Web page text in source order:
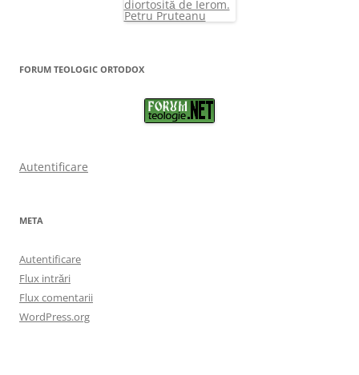
FORUM TEOLOGIC ORTODOX
Autentificare
META
Autentificare
Flux intrări
Flux comentarii
WordPress.org